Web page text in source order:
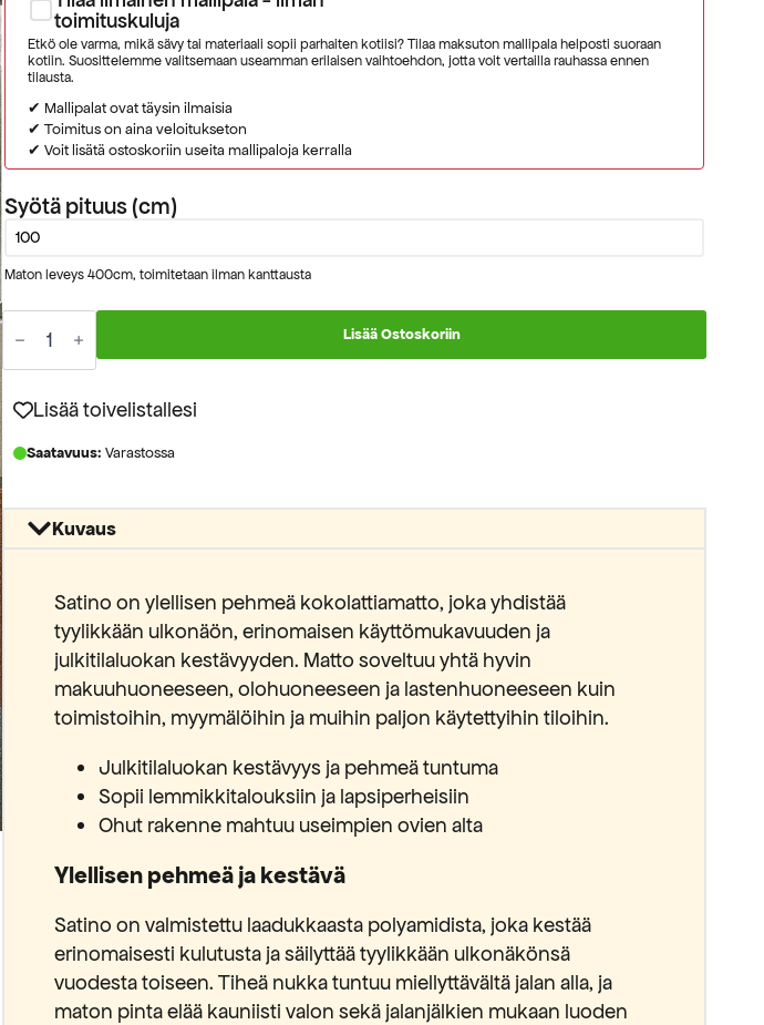
toimituskuluja
Etkö ole varma, mikä sävy tai materiaali sopii parhaiten kotiisi? Tilaa maksuton mallipala helposti suoraan
kotiin. Suosittelemme valitsemaan useamman erilaisen vaihtoehdon, jotta voit vertailla rauhassa ennen
tilausta.
✔ Mallipalat ovat täysin ilmaisia
✔ Toimitus on aina veloitukseton
✔ Voit lisätä ostoskoriin useita mallipaloja kerralla
Syötä pituus (cm)
Maton leveys 400cm, toimitetaan ilman kanttausta
Satino
tumman
harmaa
kokolattiamatto
määrä
Lisää Ostoskoriin
Lisää toivelistallesi
Saatavuus: Varastossa
Kuvaus
Satino on ylellisen pehmeä kokolattiamatto, joka yhdistää
tyylikkään ulkonäön, erinomaisen käyttömukavuuden ja
julkitilaluokan kestävyyden. Matto soveltuu yhtä hyvin
makuuhuoneeseen, olohuoneeseen ja lastenhuoneeseen kuin
toimistoihin, myymälöihin ja muihin paljon käytettyihin tiloihin.
Julkitilaluokan kestävyys ja pehmeä tuntuma
Sopii lemmikkitalouksiin ja lapsiperheisiin
Ohut rakenne mahtuu useimpien ovien alta
Ylellisen pehmeä ja kestävä
Satino on valmistettu laadukkaasta polyamidista, joka kestää
erinomaisesti kulutusta ja säilyttää tyylikkään ulkonäkönsä
vuodesta toiseen. Tiheä nukka tuntuu miellyttävältä jalan alla, ja
maton pinta elää kauniisti valon sekä jalanjälkien mukaan luoden